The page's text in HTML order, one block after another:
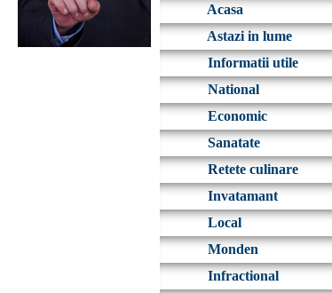
Acasa
Astazi in lume
Informatii utile
National
Economic
Sanatate
Retete culinare
Invatamant
Local
Monden
Infractional